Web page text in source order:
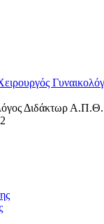
Διδάκτωρ Α.Π.Θ.